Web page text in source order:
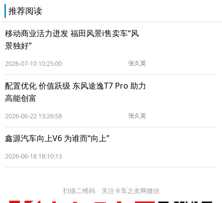
推荐阅读
移动商业活力迸发 福田风景i售卖车“风
景独好”
2026-07-10 10:25:00 张久英
配置优化 价值跃级 东风途逸T7 Pro 助力
高能创富
2026-06-22 13:26:58 张久英
鑫源汽车向上V6 为谁而“向上”
2026-06-18 18:10:13
扫描二维码 关注卡车之友网微信